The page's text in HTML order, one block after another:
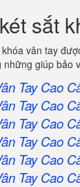
sắt
vân tay
những giúp bảo
Tay Cao
Tay Cao
Tay Cao
Tay Cao
Tay Cao
Tay Cao